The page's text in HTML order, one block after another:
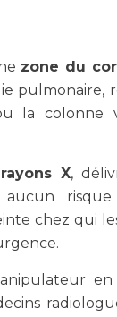
zone du
pulmonaire,
la colonne
X,
aucun
chez qui
en